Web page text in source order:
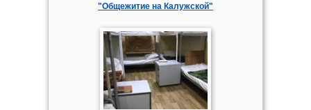
"Общежитие на Калужской"